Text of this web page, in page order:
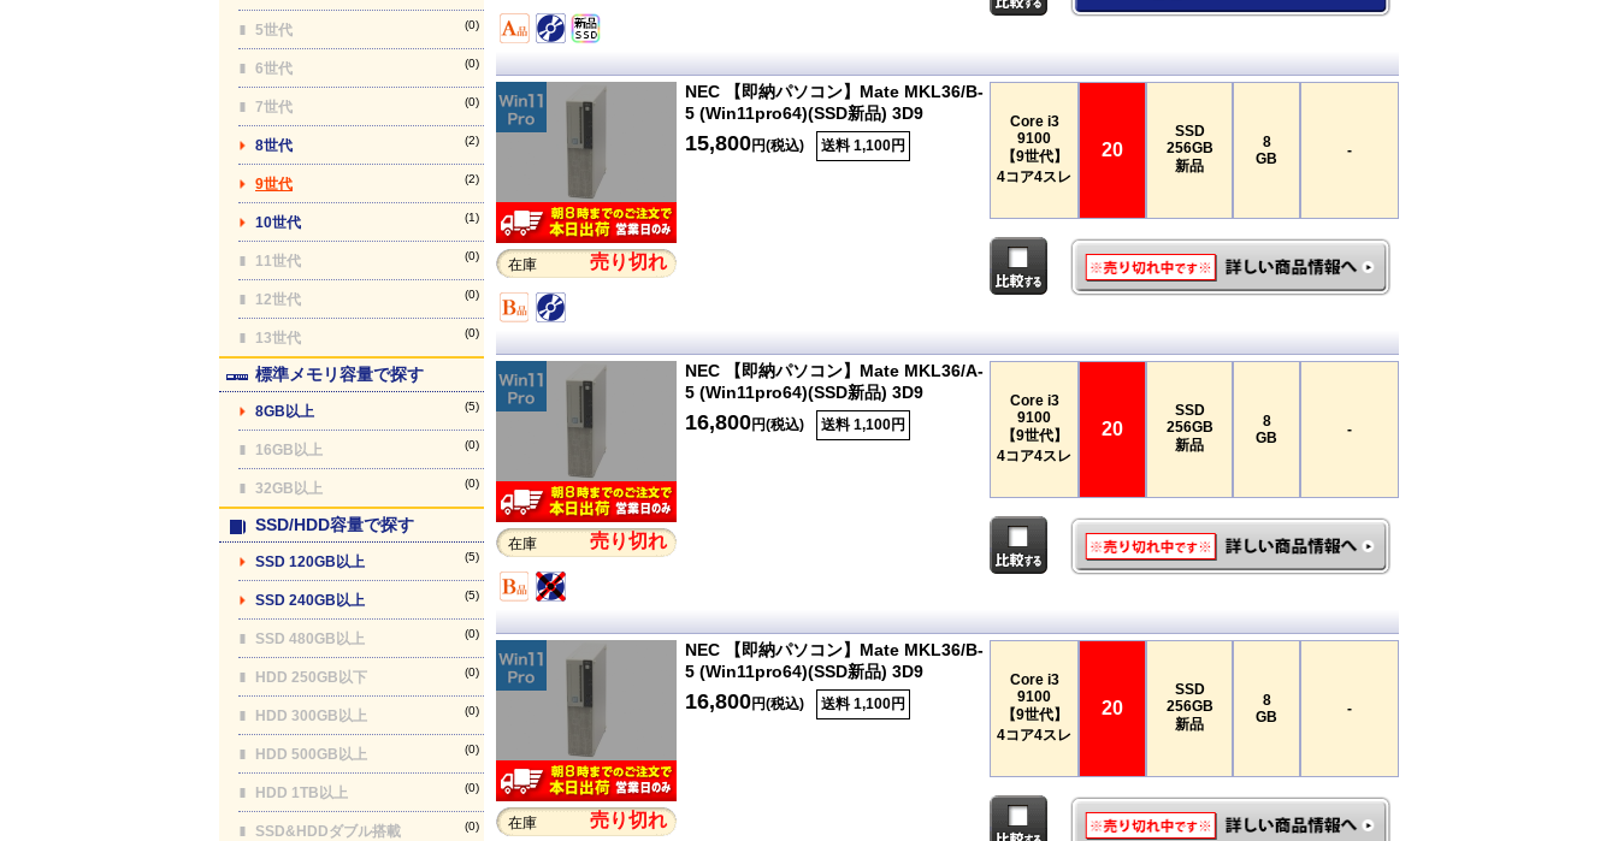
5世代 (0)
6世代 (0)
7世代 (0)
8世代 (2)
9世代 (2)
10世代 (1)
11世代 (0)
12世代 (0)
13世代 (0)
標準メモリ容量で探す
8GB以上 (5)
16GB以上 (0)
32GB以上 (0)
SSD/HDD容量で探す
SSD 120GB以上 (5)
SSD 240GB以上 (5)
SSD 480GB以上 (0)
HDD 250GB以下 (0)
HDD 300GB以上 (0)
HDD 500GB以上 (0)
HDD 1TB以上 (0)
SSD&HDDダブル搭載 (0)
在庫 売り切れ
NEC 【即納パソコン】Mate MKL36/B-
5 (Win11pro64)(SSD新品) 3D9
15,800円(税込) 送料 1,100円
Core i3
9100
【9世代】
4コア4スレ
20
SSD
256GB
新品
8
GB
-
在庫 売り切れ
NEC 【即納パソコン】Mate MKL36/A-
5 (Win11pro64)(SSD新品) 3D9
16,800円(税込) 送料 1,100円
Core i3
9100
【9世代】
4コア4スレ
20
SSD
256GB
新品
8
GB
-
在庫 売り切れ
NEC 【即納パソコン】Mate MKL36/B-
5 (Win11pro64)(SSD新品) 3D9
16,800円(税込) 送料 1,100円
Core i3
9100
【9世代】
4コア4スレ
20
SSD
256GB
新品
8
GB
-